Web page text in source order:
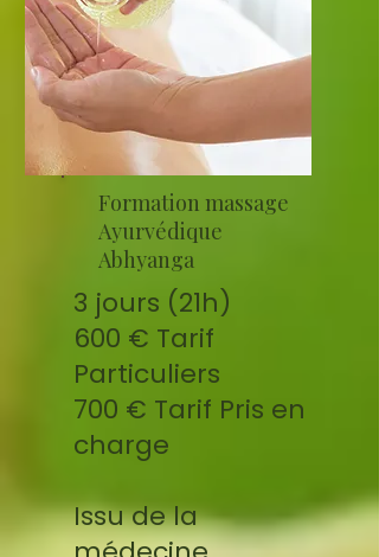
Formation massage
Ayurvédique
Abhyanga
3 jours (21h)
600 € Tarif
Particuliers
700 € Tarif Pris en
charge
Issu de la